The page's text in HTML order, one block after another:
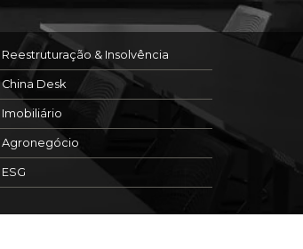
Reestruturação & Insolvência
China Desk
Imobiliário
Agronegócio
ESG